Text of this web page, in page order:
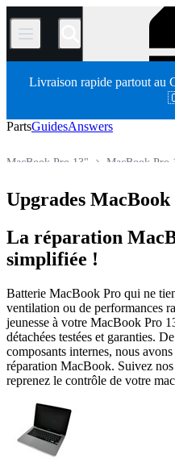
/
Livraison rapide partout au
PartsGuidesAnswers
MacBook Pro
MacBook Pro 13"
Upgrades
La réparation
simplifiée !
Batterie MacBook Pro qui ne
ventilation ou de performances
jeunesse à votre MacBook Pro
détachées testées et garanties.
composants internes, nous
réparation MacBook. Suivez
reprenez le contrôle de votre